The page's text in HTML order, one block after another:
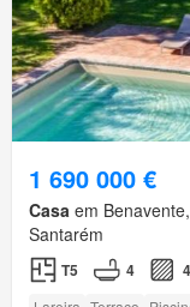
1 690 000 €
Casa em
Santarém
T5 4